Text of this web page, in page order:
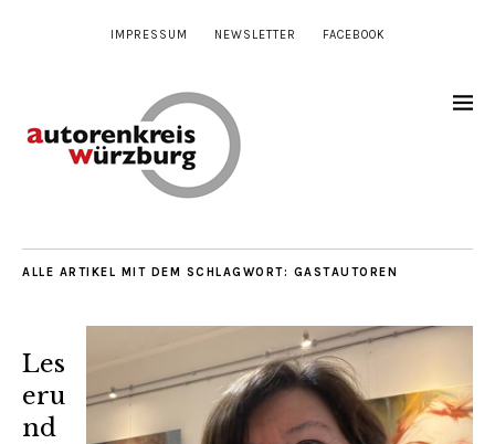
IMPRESSUM NEWSLETTER FACEBOOK
ALLE ARTIKEL MIT DEM SCHLAGWORT: GASTAUTOREN
Les
eru
nd